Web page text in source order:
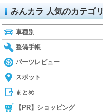
みんカラ 人気のカテゴリ
車種別
整備手帳
パーツレビュー
スポット
まとめ
【PR】ショッピング